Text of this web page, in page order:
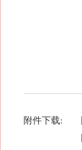
附件下载: